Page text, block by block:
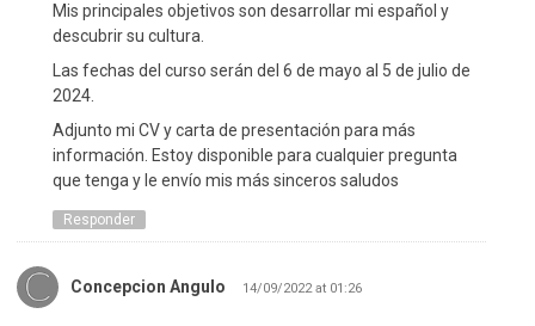
Mis principales objetivos son desarrollar mi español y
descubrir su cultura.
Las fechas del curso serán del 6 de mayo al 5 de julio de
2024.
Adjunto mi CV y carta de presentación para más
información. Estoy disponible para cualquier pregunta
que tenga y le envío mis más sinceros saludos
Responder
Concepcion Angulo 14/09/2022 at 01:26